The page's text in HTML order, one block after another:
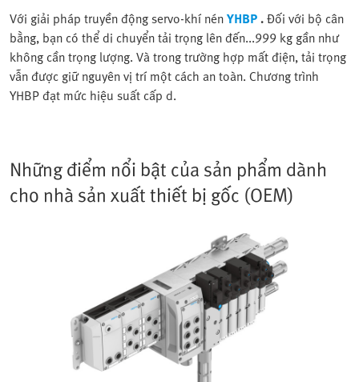
Với giải pháp truyền động servo-khí nénYHBP.Đối với bộ cân
bằng, bạn có thể di chuyển tải trọng lên đến...999 kg gần như
không cần trọng lượng. Và trong trường hợp mất điện, tải trọng
vẫn được giữ nguyên vị trí một cách an toàn. Chương trình
YHBP đạt mức hiệu suất cấp d.
Những điểm nổi bật của sản phẩm dành
cho nhà sản xuất thiết bị gốc (OEM)